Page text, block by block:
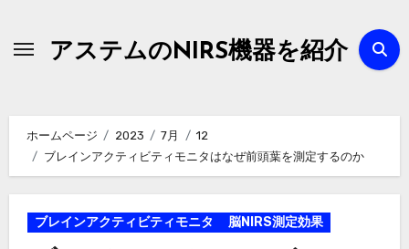
アステムのNIRS機器を紹介
ホームページ 2023 7月
12
ブレインアクティビティモニタはなぜ前頭葉を測定するのか
ブレインアクティビティモニタ 脳NIRS測定効果